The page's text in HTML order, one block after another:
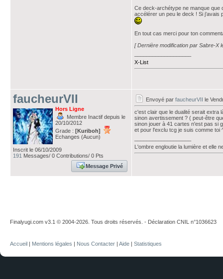
Ce deck-archétype ne manque que
accélérer un peu le deck ! Si j'avais
En tout cas merci pour ton
[ Dernière modification par Sabre-X
X-List
faucheurVII
Hors Ligne
Membre Inactif depuis le
20/10/2012
Grade : [Kuriboh]
Echanges (Aucun)
Inscrit le 06/10/2009
191 Messages/ 0 Contributions/ 0 Pts
Message Privé
Envoyé par faucheurVII le
c'est clair que le dualité serait extra
sinon avertissement ? ( peut-être
sinon jouer à 41 cartes n'est pas si
et pour l'exclu tcg je suis comme toi
L'ombre engloutie la lumière et elle
Finalyugi.com v3.1 © 2004-2026. Tous droits réservés. - Déclaration CNIL n°1036623
Accueil | Mentions légales | Nous Contacter | Aide | Statistiques